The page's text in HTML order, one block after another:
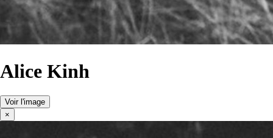
Alice Kinh
Voir l'image
×